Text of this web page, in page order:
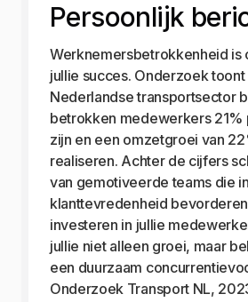
Persoonlijk
Werknemersbetrokkenheid is
jullie succes. Onderzoek toont
Nederlandse transportsector
betrokken medewerkers
zijn en een omzetgroei van
realiseren. Achter de cijfers
van gemotiveerde teams die
klanttevredenheid
investeren in jullie
jullie niet alleen groei, maar
een duurzaam
Onderzoek Transport NL,